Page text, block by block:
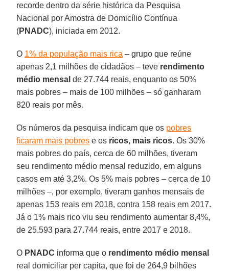
recorde dentro da série histórica da Pesquisa
Nacional por Amostra de Domicílio Contínua
(PNADC), iniciada em 2012.
O 1% da população mais rica – grupo que reúne
apenas 2,1 milhões de cidadãos – teve rendimento
médio mensal de 27.744 reais, enquanto os 50%
mais pobres – mais de 100 milhões – só ganharam
820 reais por mês.
Os números da pesquisa indicam que os pobres
ficaram mais pobres e os ricos, mais ricos. Os 30%
mais pobres do país, cerca de 60 milhões, tiveram
seu rendimento médio mensal reduzido, em alguns
casos em até 3,2%. Os 5% mais pobres – cerca de 10
milhões –, por exemplo, tiveram ganhos mensais de
apenas 153 reais em 2018, contra 158 reais em 2017.
Já o 1% mais rico viu seu rendimento aumentar 8,4%,
de 25.593 para 27.744 reais, entre 2017 e 2018.
O PNADC informa que o rendimento médio mensal
real domiciliar per capita, que foi de 264,9 bilhões